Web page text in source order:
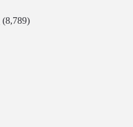
(8,789)